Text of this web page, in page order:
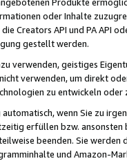
oder Inhalte
Creators API und PA API
gestellt werden.
verwenden, geistiges
verwenden, um direkt
zu entwickeln
wenn Sie zu
erfüllen bzw. ansonsten
beenden. Sie werden
und Amazon-